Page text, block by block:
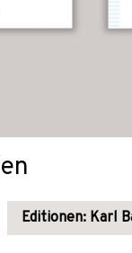
Editionen: Karl